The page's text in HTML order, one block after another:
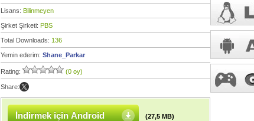
Lisans: Bilinmeyen
Şirket Şirketi: PBS
Total Downloads: 136
Yemin ederim: Shane_Parkar
Rating: (0 oy)
Share:
İndirmek için Android (27,5 MB)